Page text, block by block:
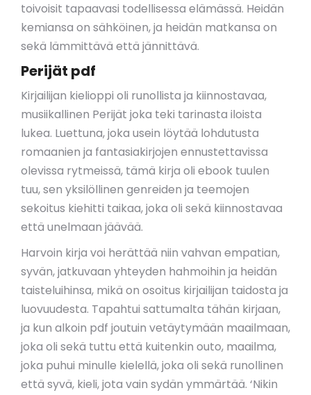
toivoisit tapaavasi todellisessa elämässä. Heidän
kemiansa on sähköinen, ja heidän matkansa on
sekä lämmittävä että jännittävä.
Perijät pdf
Kirjailijan kielioppi oli runollista ja kiinnostavaa,
musiikallinen Perijät joka teki tarinasta iloista
lukea. Luettuna, joka usein löytää lohdutusta
romaanien ja fantasiakirjojen ennustettavissa
olevissa rytmeissä, tämä kirja oli ebook tuulen
tuu, sen yksilöllinen genreiden ja teemojen
sekoitus kiehitti taikaa, joka oli sekä kiinnostavaa
että unelmaan jäävää.
Harvoin kirja voi herättää niin vahvan empatian,
syvän, jatkuvaan yhteyden hahmoihin ja heidän
taisteluihinsa, mikä on osoitus kirjailijan taidosta ja
luovuudesta. Tapahtui sattumalta tähän kirjaan,
ja kun alkoin pdf joutuin vetäytymään maailmaan,
joka oli sekä tuttu että kuitenkin outo, maailma,
joka puhui minulle kielellä, joka oli sekä runollinen
että syvä, kieli, jota vain sydän ymmärtää. ‘Nikin